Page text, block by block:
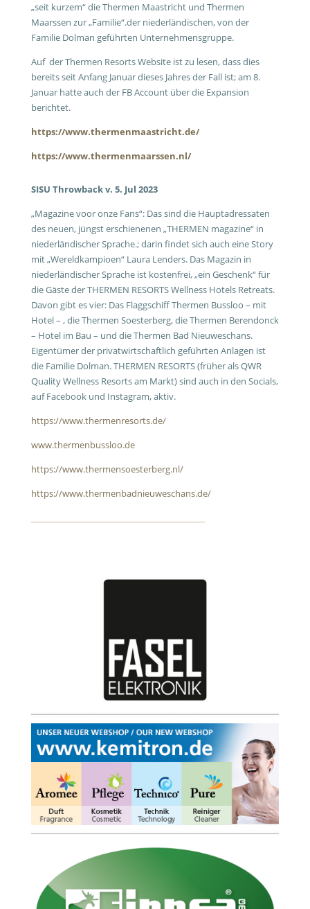
„seit kurzem“ die Thermen Maastricht und Thermen
Maarssen zur „Familie“.der niederländischen, von der
Familie Dolman geführten Unternehmensgruppe.
Auf der Thermen Resorts Website ist zu lesen, dass dies
bereits seit Anfang Januar dieses Jahres der Fall ist; am 8.
Januar hatte auch der FB Account über die Expansion
berichtet.
https://www.thermenmaastricht.de/
https://www.thermenmaarssen.nl/
SISU Throwback v. 5. Jul 2023
„Magazine voor onze Fans“: Das sind die Hauptadressaten
des neuen, jüngst erschienenen „THERMEN magazine“ in
niederländischer Sprache.; darin findet sich auch eine Story
mit „Wereldkampioen“ Laura Lenders. Das Magazin in
niederländischer Sprache ist kostenfrei, „ein Geschenk“ für
die Gäste der THERMEN RESORTS Wellness Hotels Retreats.
Davon gibt es vier: Das Flaggschiff Thermen Bussloo – mit
Hotel – , die Thermen Soesterberg, die Thermen Berendonck
– Hotel im Bau – und die Thermen Bad Nieuweschans.
Eigentümer der privatwirtschaftlich geführten Anlagen ist
dieFamilie Dolman. THERMEN RESORTS (früher als QWR
Quality Wellness Resorts am Markt) sind auch in den Socials,
auf Facebook und Instagram, aktiv.
https://www.thermenresorts.de/
www.thermenbussloo.de
https://www.thermensoesterberg.nl/
https://www.thermenbadnieuweschans.de/